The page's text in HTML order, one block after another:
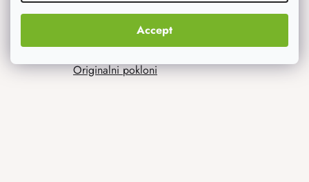
Accept
Ono što vas najviše zanima
Noviteti
Originalni pokloni